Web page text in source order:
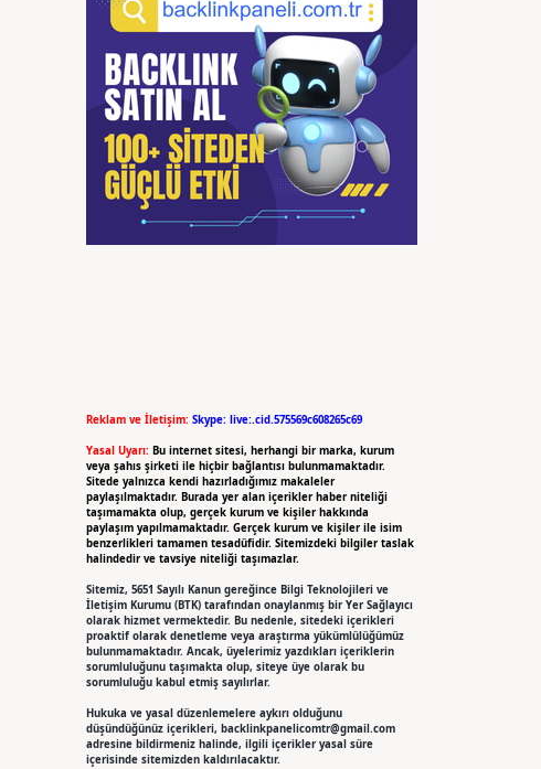
Reklam ve İletişim: Skype: live:.cid.575569c608265c69
Yasal Uyarı: Bu internet sitesi, herhangi bir marka, kurum
veya şahıs şirketi ile hiçbir bağlantısı bulunmamaktadır.
Sitede yalnızca kendi hazırladığımız makaleler
paylaşılmaktadır. Burada yer alan içerikler haber niteliği
taşımamakta olup, gerçek kurum ve kişiler hakkında
paylaşım yapılmamaktadır. Gerçek kurum ve kişiler ile isim
benzerlikleri tamamen tesadüfidir. Sitemizdeki bilgiler taslak
halindedir ve tavsiye niteliği taşımazlar.
Sitemiz, 5651 Sayılı Kanun gereğince Bilgi Teknolojileri ve
İletişim Kurumu (BTK) tarafından onaylanmış bir Yer Sağlayıcı
olarak hizmet vermektedir. Bu nedenle, sitedeki içerikleri
proaktif olarak denetleme veya araştırma yükümlülüğümüz
bulunmamaktadır. Ancak, üyelerimiz yazdıkları içeriklerin
sorumluluğunu taşımakta olup, siteye üye olarak bu
sorumluluğu kabul etmiş sayılırlar.
Hukuka ve yasal düzenlemelere aykırı olduğunu
düşündüğünüz içerikleri, backlinkpanelicomtr@gmail.com
adresine bildirmeniz halinde, ilgili içerikler yasal süre
içerisinde sitemizden kaldırılacaktır.